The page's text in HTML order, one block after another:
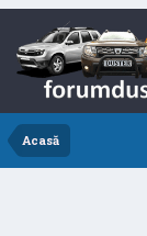
Acasă